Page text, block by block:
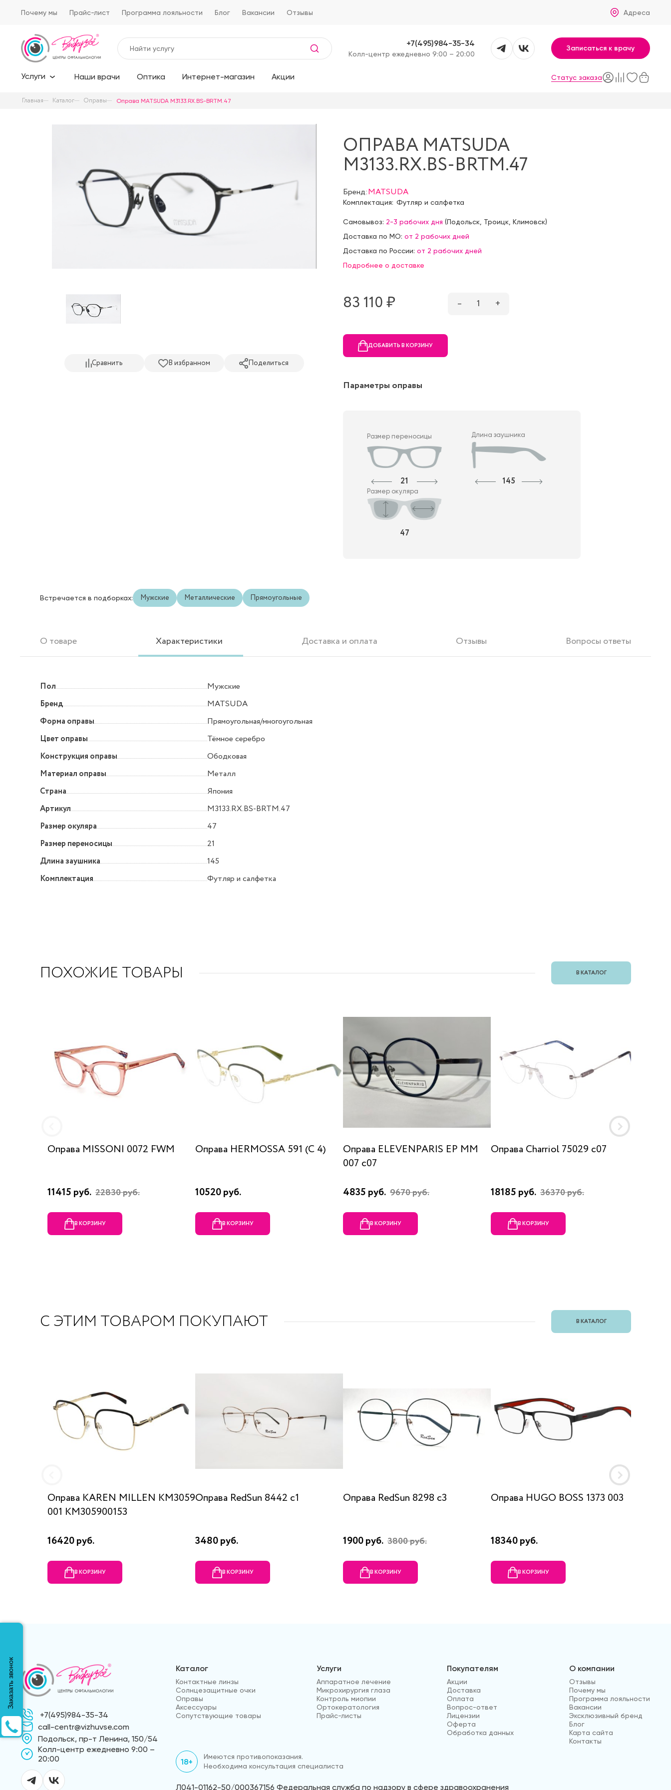
Почему мы Прайс-лист Программа лояльности Блог Вакансии Отзывы Адреса
+7(495)984-35-34
Kолл-центр ежедневно 9:00 – 20:00
Записаться к врачу
Услуги Наши врачи Оптика Интернет-магазин Акции Статус заказа
Главная Каталог Оправы Оправа MATSUDA M3133.RX.BS-BRTM.47
Сравнить В избранном Поделиться
ОПРАВА MATSUDA
M3133.RX.BS-BRTM.47
Бренд:MATSUDA
Комплектация: Футляр и салфетка
Самовывоз: 2-3 рабочих дня (Подольск, Троицк, Климовск)
Доставка по МО: от 2 рабочих дней
Доставка по России: от 2 рабочих дней
Подробнее о доставке
83 110 ₷ – 1 +
ДОБАВИТЬ В КОРЗИНУ
Параметры оправы
Размер переносицы
21
Длина заушника
145
Размер окуляра
47
Встречается в подборках: Мужские Металлические Прямоугольные
О товаре Характеристики Доставка и оплата Отзывы Вопросы ответы
Пол
Мужские
Бренд
MATSUDA
Форма оправы
Прямоугольная/многоугольная
Цвет оправы
Тёмное серебро
Конструкция оправы
Ободковая
Материал оправы
Металл
Страна
Япония
Артикул
M3133.RX.BS-BRTM.47
Размер окуляра
47
Размер переносицы
21
Длина заушника
145
Комплектация
Футляр и салфетка
ПОХОЖИЕ ТОВАРЫ В КАТАЛОГ
Оправа MISSONI 0072 FWM
11415 руб. 22830 руб.
В КОРЗИНУ
Оправа HERMOSSA 591 (C 4)
10520 руб.
В КОРЗИНУ
Оправа ELEVENPARIS EP MM
007 c07
4835 руб. 9670 руб.
В КОРЗИНУ
Оправа Charriol 75029 c07
18185 руб. 36370 руб.
В КОРЗИНУ
С ЭТИМ ТОВАРОМ ПОКУПАЮТ В КАТАЛОГ
Оправа KAREN MILLEN KM3059
001 KM305900153
16420 руб.
В КОРЗИНУ
Оправа RedSun 8442 с1
3480 руб.
В КОРЗИНУ
Оправа RedSun 8298 с3
1900 руб. 3800 руб.
В КОРЗИНУ
Оправа HUGO BOSS 1373 003
18340 руб.
В КОРЗИНУ
+7(495)984-35-34
call-centr@vizhuvse.com
Подольск, пр-т Ленина, 150/54
Kолл-центр ежедневно 9:00 –
20:00
Каталог
Контактные линзы
Солнцезащитные очки
Оправы
Аксессуары
Сопутствующие товары
Услуги
Аппаратное лечение
Микрохирургия глаза
Контроль миопии
Ортокератология
Прайс-листы
Покупателям
Акции
Доставка
Оплата
Вопрос-ответ
Лицензии
Оферта
Обработка данных
О компании
Отзывы
Почему мы
Программа лояльности
Вакансии
Эксклюзивный бренд
Блог
Карта сайта
Контакты
18+
Имеются противопоказания.
Необходима консультация специалиста
Л041-01162-50/000367156 Федеральная служба по надзору в сфере здравоохранения
Заказать звонок